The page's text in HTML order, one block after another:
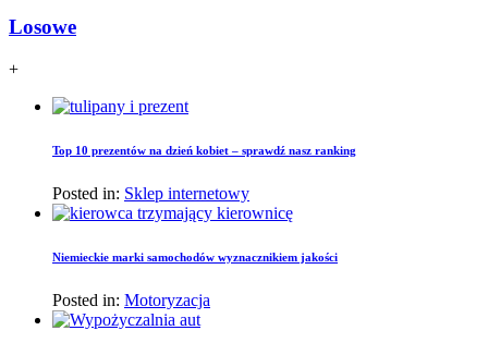
Losowe
+
Top 10 prezentów na dzień kobiet – sprawdź nasz ranking
Posted in: Sklep internetowy
Niemieckie marki samochodów wyznacznikiem jakości
Posted in: Motoryzacja